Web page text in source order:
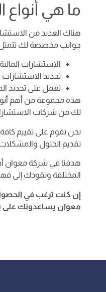
ما هي أنواع
هناك العديد من
جوانب مخصصة لك تتمثل
الاستشارات
تحديد الاستشارات
تعمل على تحديد
هذه مجموعة من أهم
لك من شركات
نحن نقوم على تقييم
تقديم الحلول
هدفنا في شركة معوان
المختلفة وتقودك إلى
إن كنت ترغب في
معوان يساعدونك على